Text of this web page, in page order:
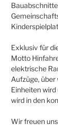
Exklusiv für
Motto
elektrische
Aufzüge,
Einheiten
wird in den
Wir freuen